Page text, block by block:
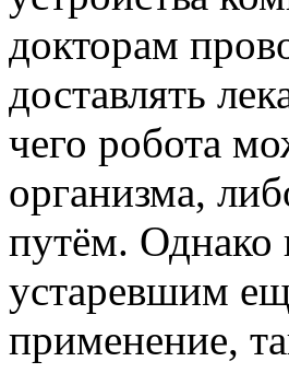
докторам
доставлять
чего робота
организма,
путём. Однако
устаревшим
применение,